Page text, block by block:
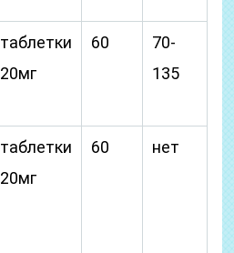
таблетки
20мг
60
70-
135
таблетки
20мг
60 нет